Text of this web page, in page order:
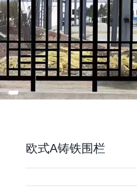
欧式A铸铁围栏